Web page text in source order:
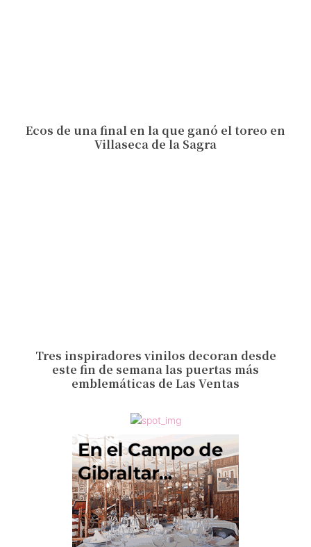
Ecos de una final en la que ganó el toreo en
Villaseca de la Sagra
Tres inspiradores vinilos decoran desde
este fin de semana las puertas más
emblemáticas de Las Ventas